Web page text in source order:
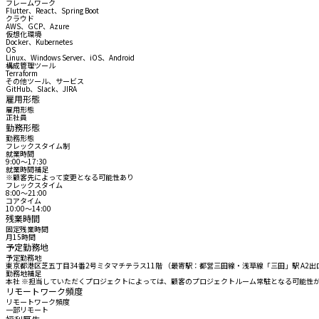
フレームワーク
Flutter、React、Spring Boot
クラウド
AWS、GCP、Azure
仮想化環境
Docker、Kubernetes
OS
Linux、Windows Server、iOS、Android
構成管理ツール
Terraform
その他ツール、サービス
GitHub、Slack、JIRA
雇用形態
雇用形態
正社員
勤務形態
勤務形態
フレックスタイム制
就業時間
9:00〜17:30
就業時間補足
※顧客先によって変更となる可能性あり
フレックスタイム
8:00〜21:00
コアタイム
10:00〜14:00
残業時間
固定残業時間
月15時間
予定勤務地
予定勤務地
東京都港区芝五丁目34番2号ミタマチテラス11階 （最寄駅：都営三田線・浅草線「三田」駅 A2
勤務地補足
本社 ※担当していただくプロジェクトによっては、顧客のプロジェクトルーム常駐となる可能性
リモートワーク頻度
リモートワーク頻度
一部リモート